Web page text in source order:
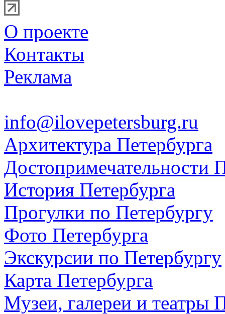
О проекте
Контакты
Реклама
info@ilovepetersburg.ru
Архитектура Петербурга
Достопримечательности
История Петербурга
Прогулки по Петербургу
Фото Петербурга
Экскурсии по Петербургу
Карта Петербурга
Музеи, галереи и театры